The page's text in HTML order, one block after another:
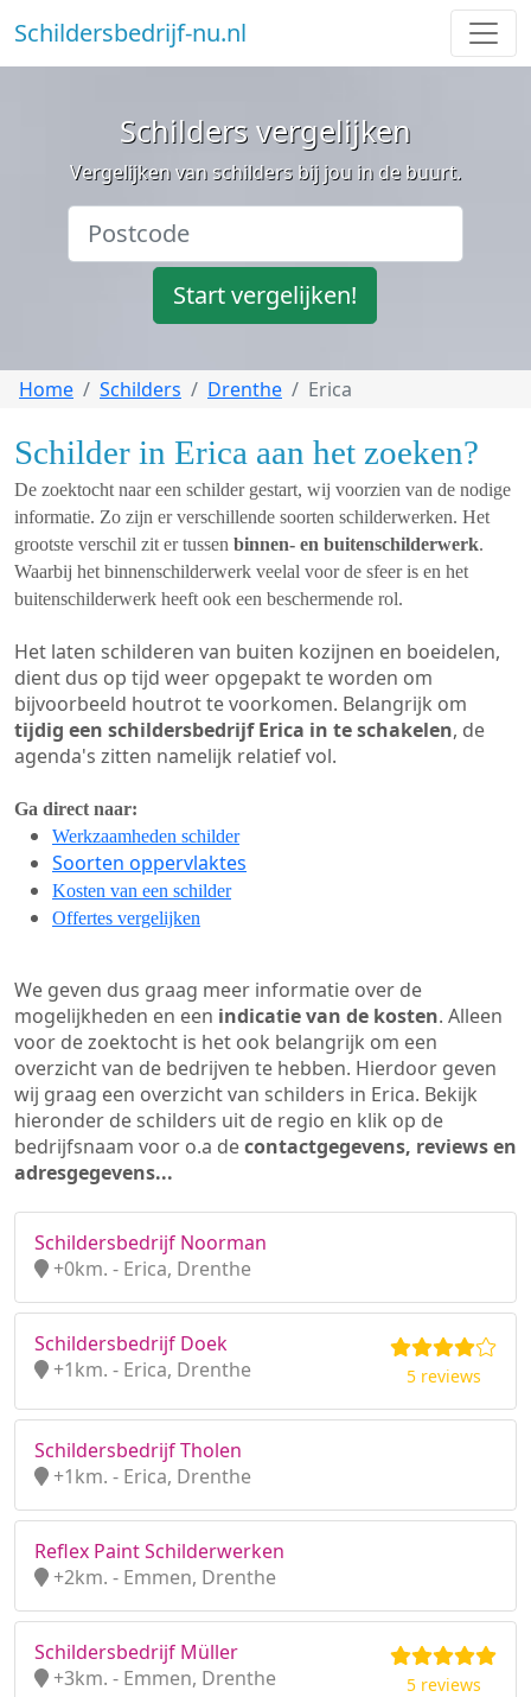
Schildersbedrijf-nu.nl
Schilders vergelijken
Vergelijken van schilders bij jou in de buurt.
Start vergelijken!
Home Schilders Drenthe Erica
Schilder in Erica aan het zoeken?
De zoektocht naar een schilder gestart, wij voorzien van de nodige
informatie. Zo zijn er verschillende soorten schilderwerken. Het
grootste verschil zit er tussen binnen- en buitenschilderwerk.
Waarbij het binnenschilderwerk veelal voor de sfeer is en het
buitenschilderwerk heeft ook een beschermende rol.
Het laten schilderen van buiten kozijnen en boeidelen,
dient dus op tijd weer opgepakt te worden om
bijvoorbeeld houtrot te voorkomen. Belangrijk om
tijdig een schildersbedrijf Erica in te schakelen, de
agenda's zitten namelijk relatief vol.
Ga direct naar:
Werkzaamheden schilder
Soorten oppervlaktes
Kosten van een schilder
Offertes vergelijken
We geven dus graag meer informatie over de
mogelijkheden en een indicatie van de kosten. Alleen
voor de zoektocht is het ook belangrijk om een
overzicht van de bedrijven te hebben. Hierdoor geven
wij graag een overzicht van schilders in Erica. Bekijk
hieronder de schilders uit de regio en klik op de
bedrijfsnaam voor o.a decontactgegevens, reviews en
adresgegevens...
Schildersbedrijf Noorman
+0km. - Erica, Drenthe
Schildersbedrijf Doek
+1km. - Erica, Drenthe
5 reviews
Schildersbedrijf Tholen
+1km. - Erica, Drenthe
Reflex Paint Schilderwerken
+2km. - Emmen, Drenthe
Schildersbedrijf Müller
+3km. - Emmen, Drenthe
5 reviews